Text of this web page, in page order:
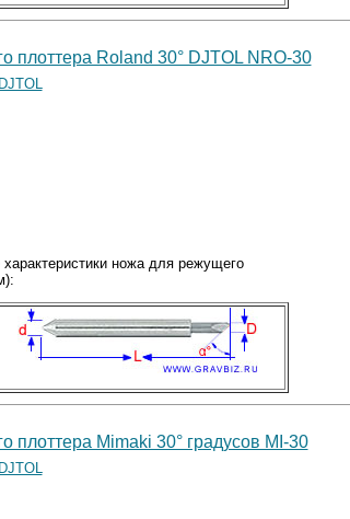
плоттера Roland 30° DJTOL NRO-30
DJTOL
характеристики ножа для режущего
Mimaki 30° градусов MI-30
DJTOL